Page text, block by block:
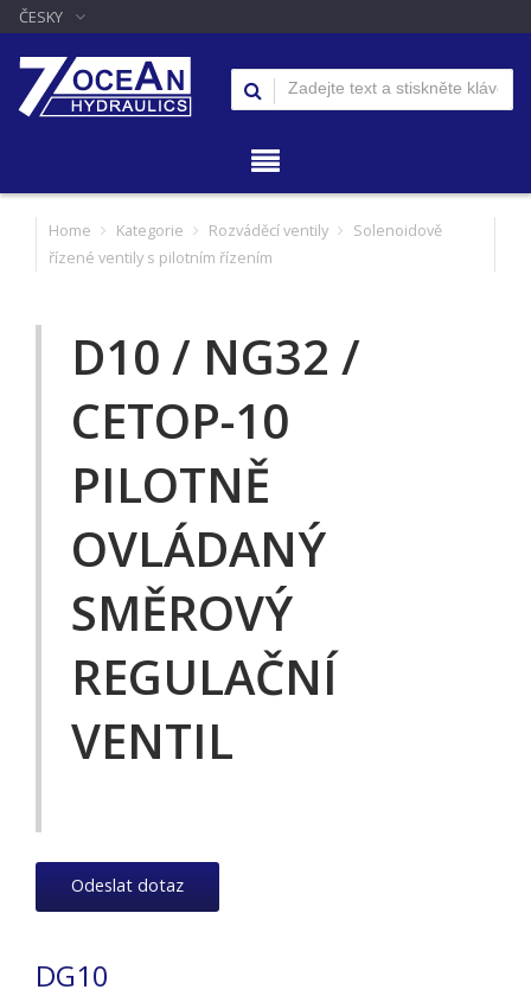
ČESKY
Home Kategorie Rozváděcí ventily
Solenoidově
řízené ventily s pilotním řízením
D10 / NG32 /
CETOP-10
PILOTNĚ
OVLÁDANÝ
SMĚROVÝ
REGULAČNÍ
VENTIL
Odeslat dotaz
DG10